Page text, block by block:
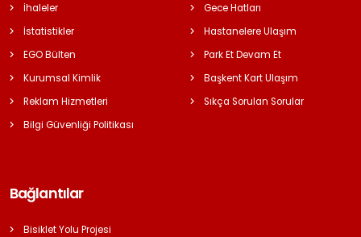
İhaleler
İstatistikler
EGO Bülten
Kurumsal Kimlik
Reklam Hizmetleri
Bilgi Güvenliği Politikası
Gece Hatları
Hastanelere Ulaşım
Park Et Devam Et
Başkent Kart Ulaşım
Sıkça Sorulan Sorular
Bağlantılar
Bisiklet Yolu Projesi